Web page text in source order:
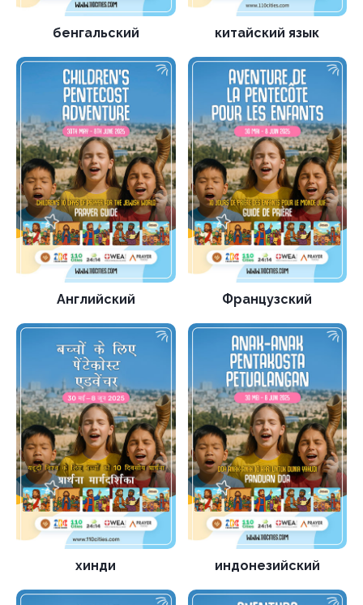
бенгальский китайский язык
Английский Французский
хинди индонезийский